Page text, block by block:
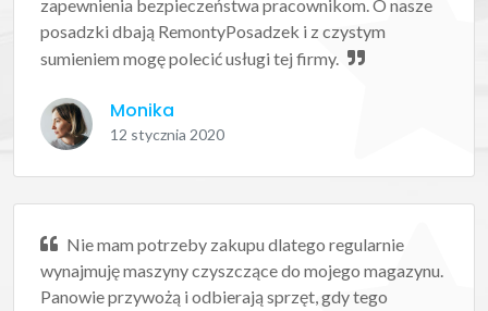
zapewnienia bezpieczeństwa pracownikom. O nasze
posadzki dbają RemontyPosadzek i z czystym
sumieniem mogę polecić usługi tej firmy.
Monika
12 stycznia 2020
Nie mam potrzeby zakupu dlatego regularnie
wynajmuję maszyny czyszczące do mojego magazynu.
Panowie przywożą i odbierają sprzęt, gdy tego